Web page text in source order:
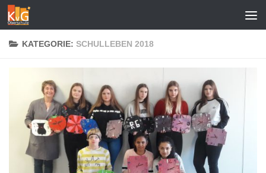
Zum Inhalt springen
KATEGORIE: SCHULLEBEN 2018